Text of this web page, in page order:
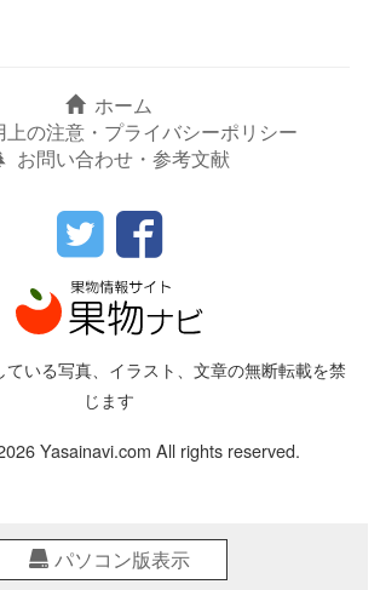
ホーム
上の注意・プライバシーポリシー
お問い合わせ・参考文献
ている写真、イラスト、文章の無断転載を禁
じます
Yasainavi.com All rights reserved.
パソコン版表示